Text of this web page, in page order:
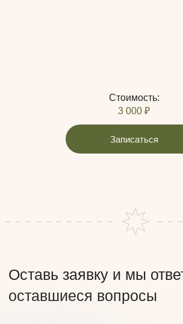
Записаться
Стоимость:
3 000 ₽
Я согласен(на) получать информационные и